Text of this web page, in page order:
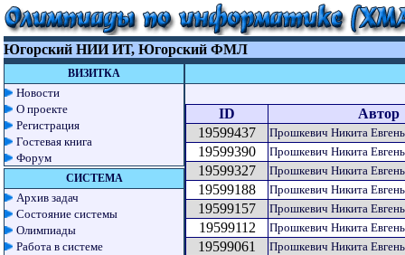
Югорский НИИ ИТ, Югорский ФМЛ
ВИЗИТКА
Новости
О проекте
Регистрация
Гостевая книга
Форум
СИСТЕМА
Архив задач
Состояние системы
Олимпиады
Работа в системе
ID
Автор
19599437
Прошкевич Никита
19599390 Прошкевич Никита
19599327 Прошкевич Никита
19599188 Прошкевич Никита
19599157 Прошкевич Никита
19599112 Прошкевич Никита
19599061 Прошкевич Никита